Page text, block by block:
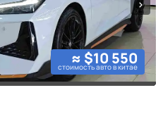
≈ $10 550
стоимость авто в китае